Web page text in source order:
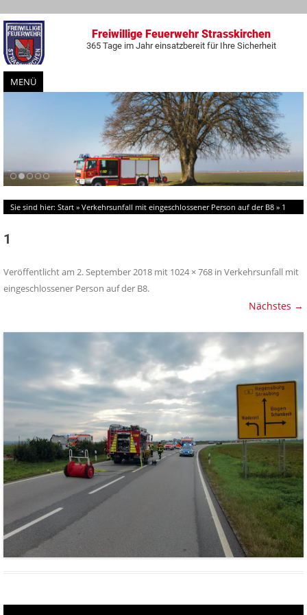
Freiwillige Feuerwehr Strasskirchen
365 Tage im Jahr einsatzbereit für Ihre Sicherheit
MENÜ
Zum
Inhalt
springen
Sie sind hier: Start » Verkehrsunfall mit eingeschlossener Person auf der B8 » 1
1
Veröffentlicht am 2. September 2018 mit 1024 × 768 in Verkehrsunfall mit
eingeschlossener Person auf der B8.
Nächstes →